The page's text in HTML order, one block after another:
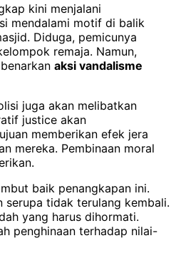
kini menjalani
mendalami motif di balik
Diduga, pemicunya
remaja. Namun,
aksi vandalisme
juga akan melibatkan
justice akan
memberikan efek jera
mereka. Pembinaan moral
baik penangkapan ini.
serupa tidak terulang kembali.
yang harus dihormati.
penghinaan terhadap nilai-